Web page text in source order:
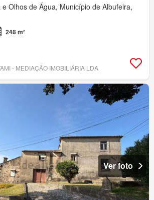
Olhos de Água, Município de Albufeira,
248 m²
- MEDIAÇÃO IMOBILIÁRIA LDA
Ver foto